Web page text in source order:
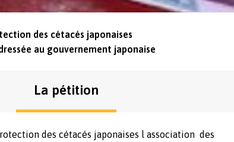
des cétacés japonaises
au gouvernement japonaise
La pétition
des cétacés japonaises l association des